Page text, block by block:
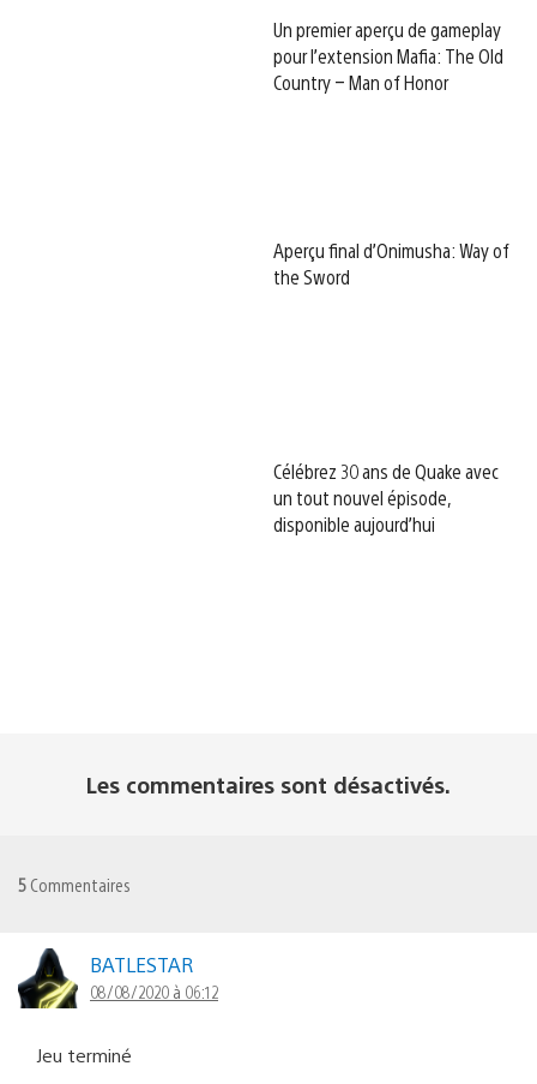
Un premier aperçu de gameplay
pour l’extension Mafia: The Old
Country – Man of Honor
Aperçu final d’Onimusha: Way of
the Sword
Célébrez 30 ans de Quake avec
un tout nouvel épisode,
disponible aujourd’hui
Les commentaires sont désactivés.
5 Commentaires
BATLESTAR
08/08/2020 à 06:12
Jeu terminé